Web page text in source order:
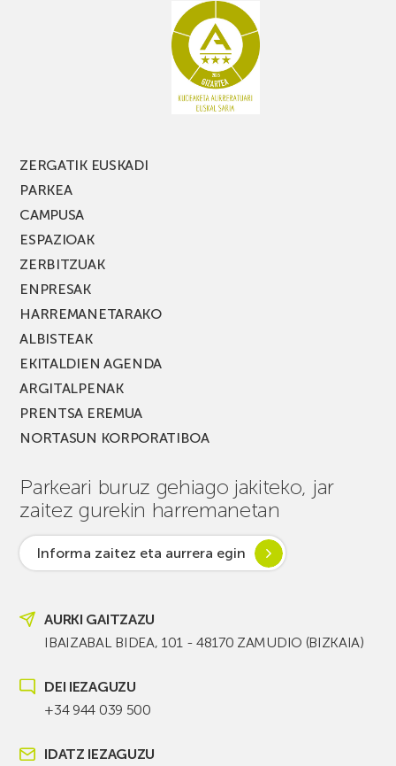
ZERGATIK EUSKADI
PARKEA
CAMPUSA
ESPAZIOAK
ZERBITZUAK
ENPRESAK
HARREMANETARAKO
ALBISTEAK
EKITALDIEN AGENDA
ARGITALPENAK
PRENTSA EREMUA
NORTASUN KORPORATIBOA
Parkeari buruz gehiago jakiteko, jar
zaitez gurekin harremanetan
Informa zaitez eta aurrera egin
AURKI GAITZAZU
IBAIZABAL BIDEA, 101 - 48170 ZAMUDIO (BIZKAIA)
DEI IEZAGUZU
+34 944 039 500
IDATZ IEZAGUZU